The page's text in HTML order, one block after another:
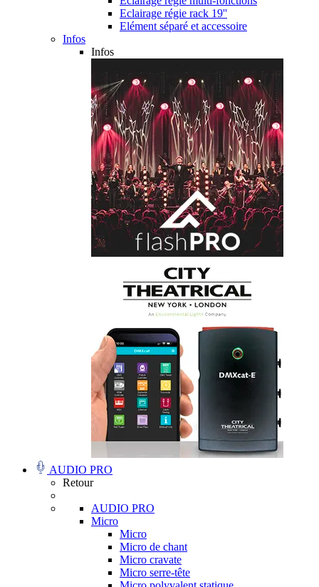
Eclairage régie rack 19''
Elément séparé et accessoire
Infos
Infos
AUDIO PRO
Retour
AUDIO PRO
Micro
Micro
Micro de chant
Micro cravate
Micro serre-tête